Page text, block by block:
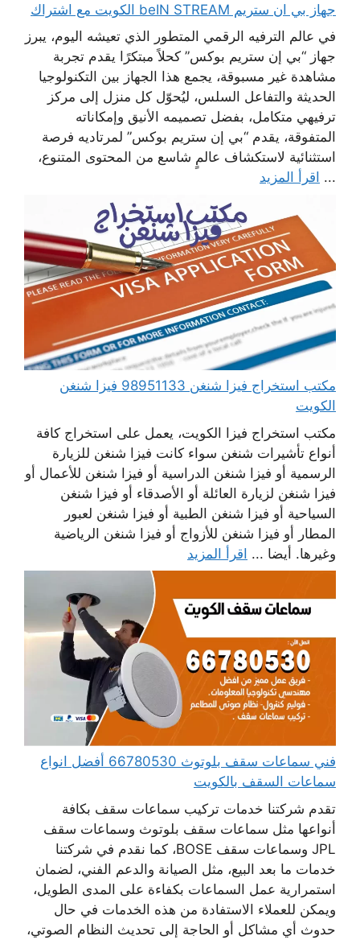
جهاز بي ان ستريم beIN STREAM الكويت مع اشتراك
في عالم الترفيه الرقمي المتطور الذي تعيشه اليوم، يبرز
جهاز “بي إن ستريم بوكس” كحلاً مبتكرًا يقدم تجربة
مشاهدة غير مسبوقة، يجمع هذا الجهاز بين التكنولوجيا
الحديثة والتفاعل السلس، ليُحوّل كل منزل إلى مركز
ترفيهي متكامل، بفضل تصميمه الأنيق وإمكاناته
المتفوقة، يقدم “بي إن ستريم بوكس” لمرتاديه فرصة
استثنائية لاستكشاف عالمٍ شاسع من المحتوى المتنوع،
... اقرأ المزيد
مكتب استخراج فيزا شنغن 98951133 فيزا شنغن
الكويت
مكتب استخراج فيزا الكويت، يعمل على استخراج كافة
أنواع تأشيرات شنغن سواء كانت فيزا شنغن للزيارة
الرسمية أو فيزا شنغن الدراسية أو فيزا شنغن للأعمال أو
فيزا شنغن لزيارة العائلة أو الأصدقاء أو فيزا شنغن
السياحية أو فيزا شنغن الطبية أو فيزا شنغن لعبور
المطار أو فيزا شنغن للأزواج أو فيزا شنغن الرياضية
وغيرها. أيضا ... اقرأ المزيد
فني سماعات سقف بلوتوث 66780530 أفضل انواع
سماعات السقف بالكويت
تقدم شركتنا خدمات تركيب سماعات سقف بكافة
أنواعها مثل سماعات سقف بلوتوث وسماعات سقف
JPL وسماعات سقف BOSE، كما نقدم في شركتنا
خدمات ما بعد البيع، مثل الصيانة والدعم الفني، لضمان
استمرارية عمل السماعات بكفاءة على المدى الطويل،
ويمكن للعملاء الاستفادة من هذه الخدمات في حال
حدوث أي مشاكل أو الحاجة إلى تحديث النظام الصوتي،